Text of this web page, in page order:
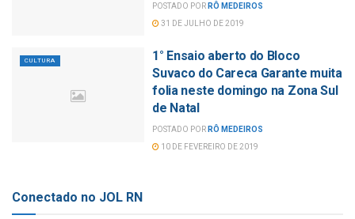
POSTADO POR RÔ MEDEIROS
31 DE JULHO DE 2019
CULTURA
1° Ensaio aberto do Bloco
Suvaco do Careca Garante muita
folia neste domingo na Zona Sul
de Natal
POSTADO POR RÔ MEDEIROS
10 DE FEVEREIRO DE 2019
Conectado no JOL RN